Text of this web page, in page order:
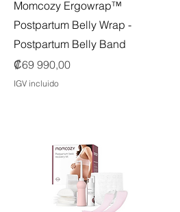
Momcozy Ergowrap™
Postpartum Belly Wrap -
Postpartum Belly Band
Precio
₡69 990,00
IGV incluido